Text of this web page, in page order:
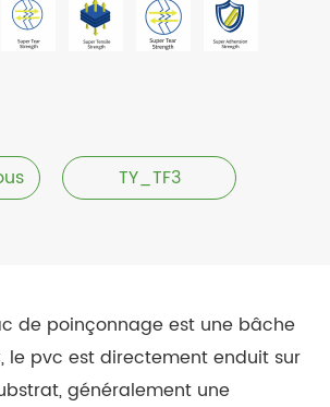
TY_TF3
de poinçonnage est une bâche
le pvc est directement enduit sur
généralement une